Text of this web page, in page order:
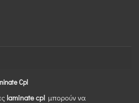
Cpl
laminate cpl μπορούν να